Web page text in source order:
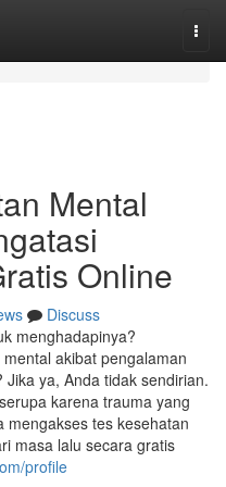
Mental
Online
Discuss
menghadapinya?
akibat pengalaman
ya, Anda tidak sendirian.
karena trauma yang
mengakses tes kesehatan
masa lalu secara gratis
profile